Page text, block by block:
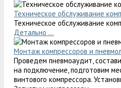
Техническое обслуживание
Техническое обслуживание
Детально ...
Монтаж компрессоров и
Проведем пневмоаудит,
на подключение, подготовим
винтового компрессора.